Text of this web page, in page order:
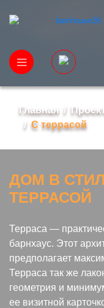
Главная
C террасой
ДОМ В
ТЕРРАСОЙ
Терраса —
барнхаус. Этот
предполагает
Терраса так же
геометрия и
ее визитной